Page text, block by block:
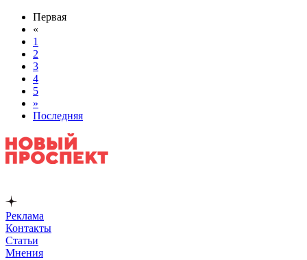
Первая
«
1
2
3
4
5
»
Последняя
Реклама
Контакты
Статьи
Мнения